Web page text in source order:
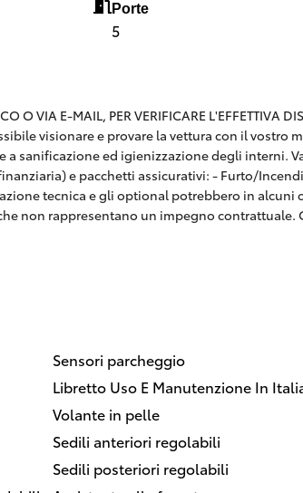
Porte
5
O VIA E-MAIL, PER VERIFICARE L'EFFETTIVA
visionare e provare la vettura con il
a sanificazione ed igienizzazione degli
e pacchetti assicurativi: - Furto/
tecnica e gli optional potrebbero in
non rappresentano un impegno contrattuale.
Sensori parcheggio
Libretto Uso E Manutenzione In
Volante in pelle
Sedili anteriori regolabili
Sedili posteriori regolabili